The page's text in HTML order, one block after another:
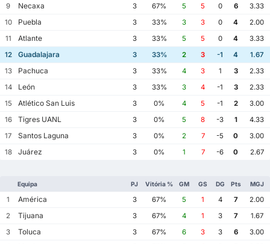
9
Necaxa 3 67% 5 5 0 6
3.33
10
Puebla 3 33% 3 3 0 4
2.00
11
Atlante 3 33% 5 5 0 4
3.33
12
Guadalajara 3 33% 2 3 -1 4
1.67
13
Pachuca 3 33% 4 3 1 3
2.33
14
León 3 33% 3 4 -1 3
2.33
15
Atlético San Luis 3 0% 4 5 -1 2
3.00
16
Tigres UANL 3 0% 5 8 -3 1
4.33
17
Santos Laguna 3 0% 2 7 -5 0
3.00
18
Juárez 3 0% 1 7 -6 0 2.67
Equipa PJ Vitória % GM GS DG Pts MGJ
1 América 3 67% 5 1 4 7
2.00
2
Tijuana 3 67% 4 1 3 7
1.67
3
Toluca 3 67% 6 3 3 6
3.00